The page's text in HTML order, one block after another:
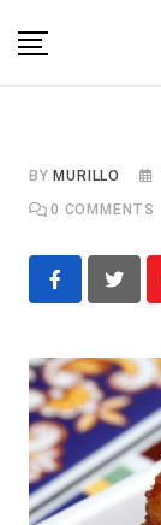
BY MURILLO
0 COMMENTS